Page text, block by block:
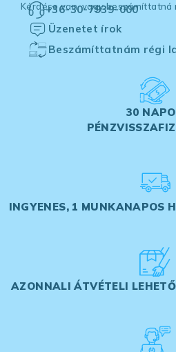
Kérdése van, vagy
+36-30-7939-000
Üzenetet írok
Beszámíttatnám régi
30
INGYENES, 1 MUNKANAPOS
AZONNALI ÁTVÉTELI